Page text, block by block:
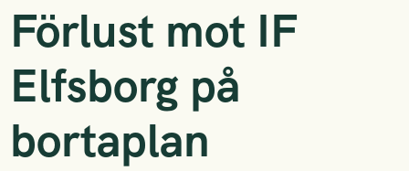
Förlust mot IF
Elfsborg på
bortaplan